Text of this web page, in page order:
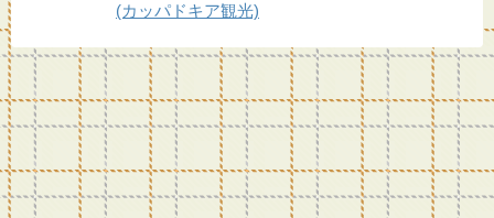
(カッパドキア観光)